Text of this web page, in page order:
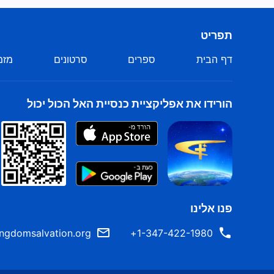
אך יש אצלם תחושה של רוגע.
זהו צלם האנשים המשמשים את אלוהים.
התקן שלפיו אלוהים משתמש באנשים
הוא שהם יוכלו לתת את לבם לאל,
תפריט
דף הבית ספרים סרטונים
הורידו את אפליקציית כנסיית האל הכול יכול
פנו אלינו
1-347-422-1980+